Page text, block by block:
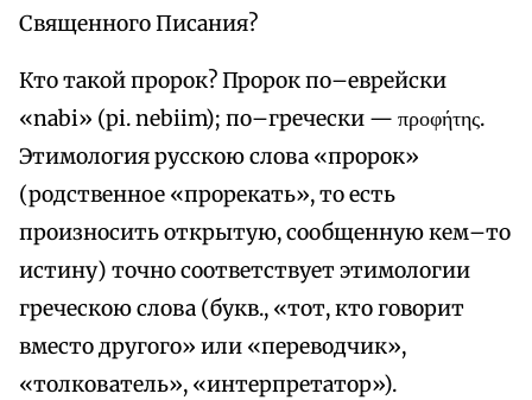
Священного Писания?
Кто такой пророк? Пророк по–еврейски
«nabi» (pi. nebiim); по–гречески — προφήτης.
Этимология русскою слова «пророк»
(родственное «прорекать», то есть
произносить открытую, сообщенную кем–то
истину) точно соответствует этимологии
греческою слова (букв., «тот, кто говорит
вместо другого» или «переводчик»,
«толкователь», «интерпретатор»).